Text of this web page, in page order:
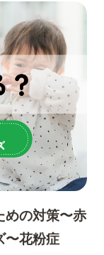
の対策〜赤
〜花粉症